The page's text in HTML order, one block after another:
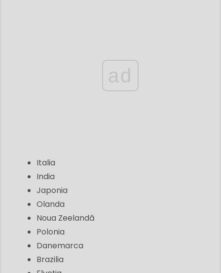
ad
Italia
India
Japonia
Olanda
Noua Zeelandă
Polonia
Danemarca
Brazilia